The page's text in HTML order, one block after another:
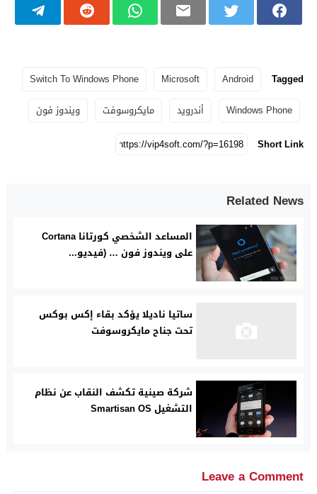
Tagged
Android
Microsoft
Switch To Windows Phone
Windows Phone
أندرويد مايكروسوفت
ويندوز فون
Short Link
Related News
المساعد الشخصي كورتانا Cortana
على ويندوز فون … (فيديو...
ساتيا ناديلا يؤكد بقاء إكس بوكس
تحت جناح مايكروسوفت
شركة صينية تكشف النقاب عن نظام
التشغيل Smartisan OS
Leave a Comment